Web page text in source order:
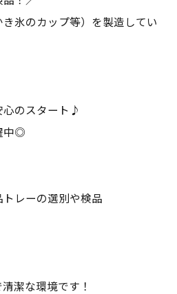
氷のカップ等）を製造してい
のスタート♪
中◎
レーの選別や検品
潔な環境です！